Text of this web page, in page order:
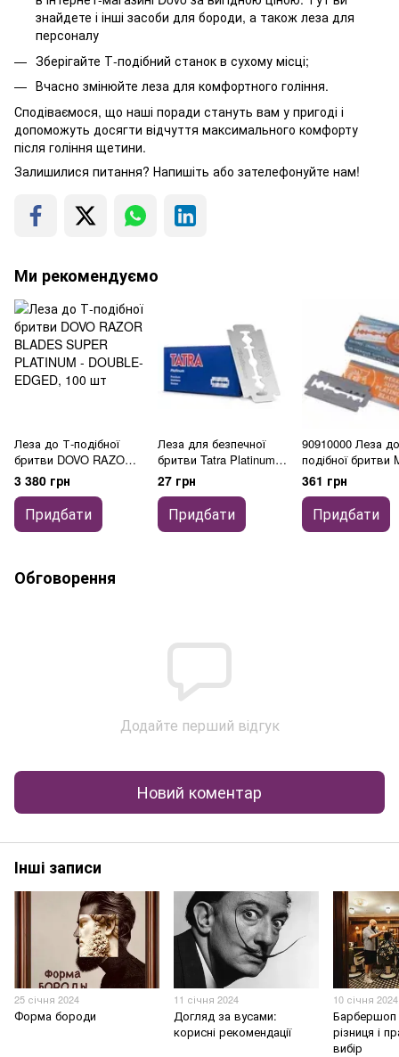
знайдете і інші засоби для бороди, а також леза для
персоналу
Зберігайте Т-подібний станок в сухому місці;
Вчасно змінюйте леза для комфортного гоління.
Сподіваємося, що наші поради стануть вам у пригоді і
допоможуть досягти відчуття максимального комфорту
після гоління щетини.
Залишилися питання? Напишіть або зателефонуйте нам!
Ми рекомендуємо
Леза до Т-подібної
бритви DOVO RAZOR
BLADES SUPER
PLATINUM - DOUBLE-
EDGED, 100 шт
3 380 грн
Придбати
Леза для безпечної
бритви Tatra Platinum
Razor Blades 5 шт
27 грн
Придбати
90910000 Леза
подібної бритви
Platinum 10 шт
361 грн
Придбати
Обговорення
Додайте перший відгук
Новий коментар
Інші записи
25 січня 2024
Форма бороди
11 січня 2024
Догляд за вусами:
корисні рекомендації
10 січня 2024
Барбершоп
різниця і
вибір